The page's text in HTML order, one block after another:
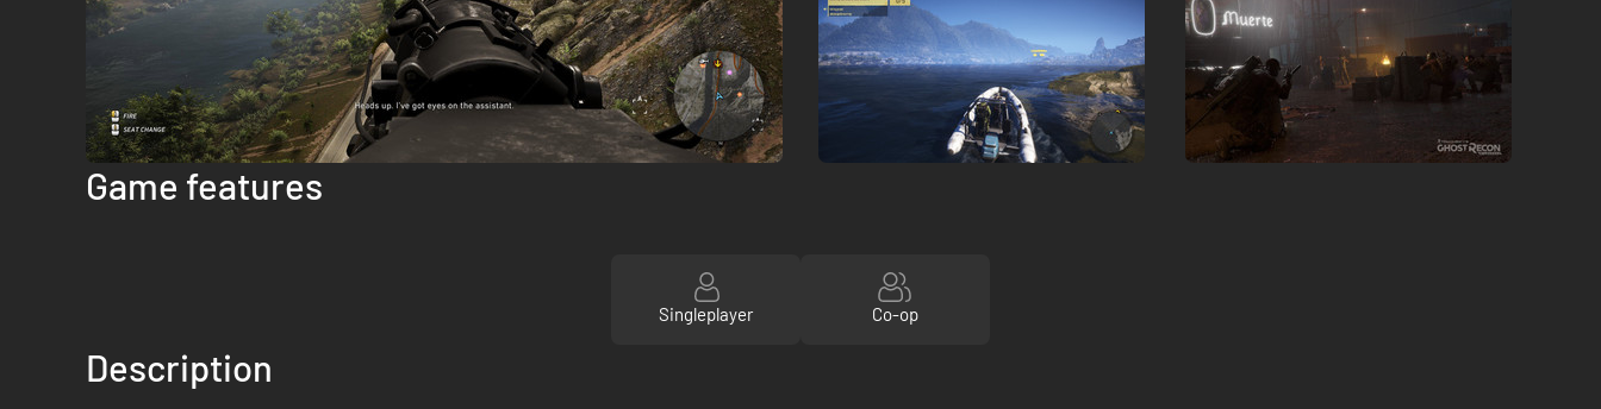
Game features
Singleplayer Co-op
Description